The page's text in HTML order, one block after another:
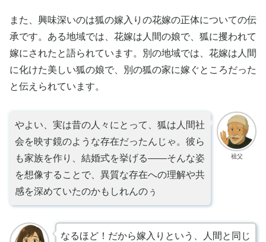
また、興味深いのは狐の嫁入りの花嫁の正体についての伝
承です。ある地域では、花嫁は人間の娘で、狐に攫われて
嫁にされたと語られています。別の地域では、花嫁は人間
に化けた美しい狐の娘で、別の狐の家に嫁ぐところだった
と伝えられています。
祖父
やよい、実は昔の人々にとって、狐は人間社
会を映す鏡のような存在だったんじゃ。彼ら
も家族を作り、結婚式を挙げる——そんな姿
を想像することで、異質な存在への理解や共
感を深めていたのかもしれんのぅ
なるほど！だから嫁入りという、人間と同じ